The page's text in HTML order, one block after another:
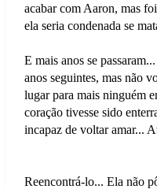
acabar com Aaron, mas
ela seria condenada se
E mais anos se
anos seguintes, mas não
lugar para mais ninguém
coração tivesse sido
incapaz de voltar amar...
Reencontrá-lo... Ela não